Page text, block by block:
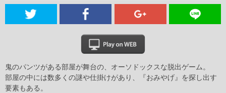
鬼のパンツがある部屋が舞台の、オーソドックスな脱出ゲーム。
部屋の中には数多くの謎や仕掛けがあり、『おみやげ』を探し出す
要素もある。